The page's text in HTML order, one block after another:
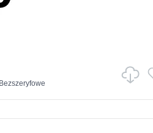
Bezszeryfowe